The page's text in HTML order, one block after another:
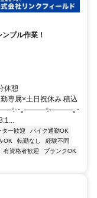
プル作業！
休憩
属×土日祝休み 積込
――✨･｡―――✨―――｡･
ター歓迎
バイク通勤OK
OK 転勤なし
経験不問
有資格者歓迎
ブランクOK